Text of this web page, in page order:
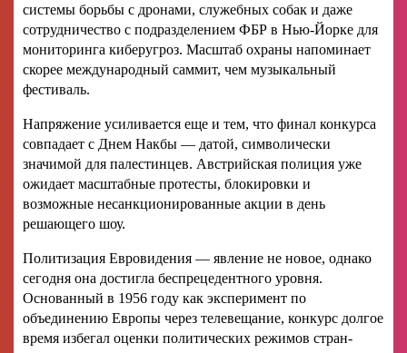
системы борьбы с дронами, служебных собак и даже
сотрудничество с подразделением ФБР в Нью-Йорке для
мониторинга киберугроз. Масштаб охраны напоминает
скорее международный саммит, чем музыкальный
фестиваль.
Напряжение усиливается еще и тем, что финал конкурса
совпадает с Днем Накбы — датой, символически
значимой для палестинцев. Австрийская полиция уже
ожидает масштабные протесты, блокировки и
возможные несанкционированные акции в день
решающего шоу.
Политизация Евровидения — явление не новое, однако
сегодня она достигла беспрецедентного уровня.
Основанный в 1956 году как эксперимент по
объединению Европы через телевещание, конкурс долгое
время избегал оценки политических режимов стран-